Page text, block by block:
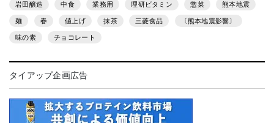
岩田醸造 中食 業務用 理研ビタミン 惣菜 熊本地震
麺 春 値上げ 抹茶 三菱食品 〔熊本地震影響〕
味の素 チョコレート
タイアップ企画広告